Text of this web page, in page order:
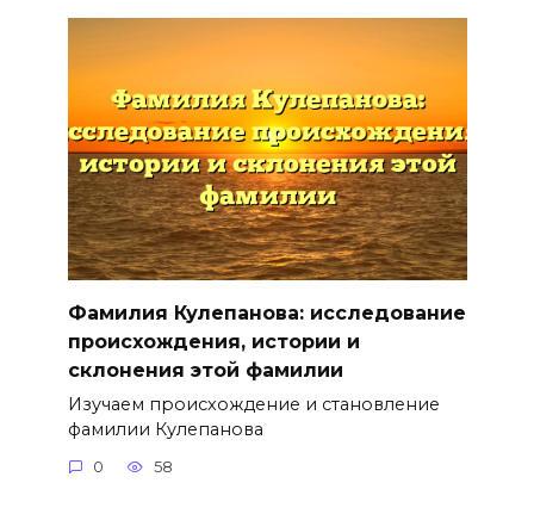
Фамилия Кулепанова: исследование
происхождения, истории и
склонения этой фамилии
Изучаем происхождение и становление
фамилии Кулепанова
0 58